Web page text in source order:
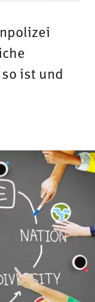
ist und